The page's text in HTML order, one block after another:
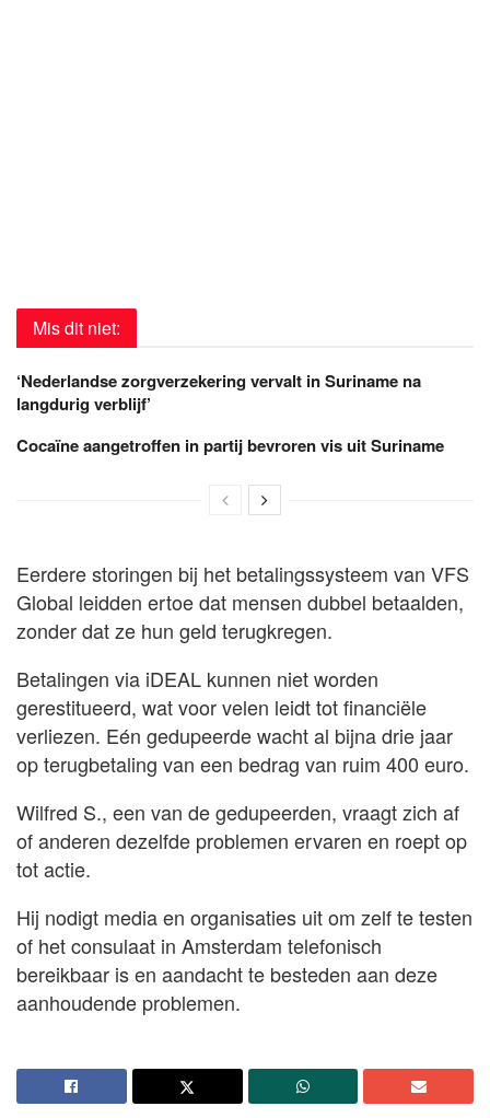
Mis dit niet:
‘Nederlandse zorgverzekering vervalt in Suriname na
langdurig verblijf’
Cocaïne aangetroffen in partij bevroren vis uit Suriname
Eerdere storingen bij het betalingssysteem van VFS
Global leidden ertoe dat mensen dubbel betaalden,
zonder dat ze hun geld terugkregen.
Betalingen via iDEAL kunnen niet worden
gerestitueerd, wat voor velen leidt tot financiële
verliezen. Eén gedupeerde wacht al bijna drie jaar
op terugbetaling van een bedrag van ruim 400 euro.
Wilfred S., een van de gedupeerden, vraagt zich af
of anderen dezelfde problemen ervaren en roept op
tot actie.
Hij nodigt media en organisaties uit om zelf te testen
of het consulaat in Amsterdam telefonisch
bereikbaar is en aandacht te besteden aan deze
aanhoudende problemen.